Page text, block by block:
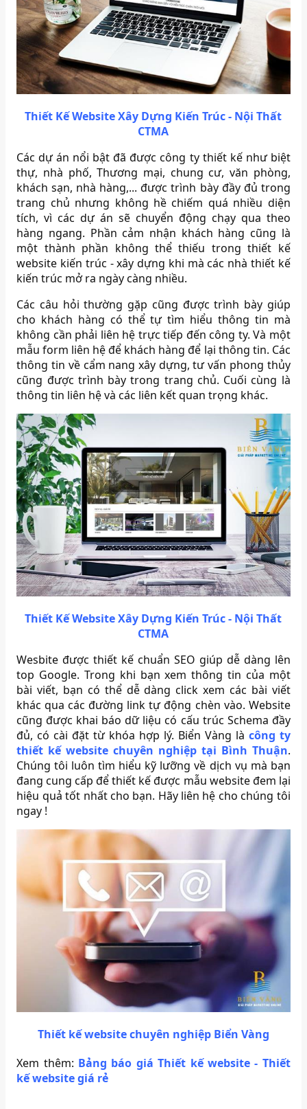
Thiết Kế Website Xây Dựng Kiến Trúc - Nội Thất
CTMA
Các dự án nổi bật đã được công ty thiết kế như biệt
thự, nhà phố, Thương mại, chung cư, văn phòng,
khách sạn, nhà hàng,... được trình bày đầy đủ trong
trang chủ nhưng không hề chiếm quá nhiều diện
tích, vì các dự án sẽ chuyển động chạy qua theo
hàng ngang. Phần cảm nhận khách hàng cũng là
một thành phần không thể thiếu trong thiết kế
website kiến trúc - xây dựng khi mà các nhà thiết kế
kiến trúc mở ra ngày càng nhiều.
Các câu hỏi thường gặp cũng được trình bày giúp
cho khách hàng có thể tự tìm hiểu thông tin mà
không cần phải liên hệ trực tiếp đến công ty. Và một
mẫu form liên hệ để khách hàng để lại thông tin. Các
thông tin về cẩm nang xây dựng, tư vấn phong thủy
cũng được trình bày trong trang chủ. Cuối cùng là
thông tin liên hệ và các liên kết quan trọng khác.
Thiết Kế Website Xây Dựng Kiến Trúc - Nội Thất
CTMA
Wesbite được thiết kế chuẩn SEO giúp dễ dàng lên
top Google. Trong khi bạn xem thông tin của một
bài viết, bạn có thể dễ dàng click xem các bài viết
khác qua các đường link tự động chèn vào. Website
cũng được khai báo dữ liệu có cấu trúc Schema đầy
đủ, có cài đặt từ khóa hợp lý. Biển Vàng là công ty
thiết kế website chuyên nghiệp tại Bình Thuận.
Chúng tôi luôn tìm hiểu kỹ lưỡng về dịch vụ mà bạn
đang cung cấp để thiết kế được mẫu website đem lại
hiệu quả tốt nhất cho bạn. Hãy liên hệ cho chúng tôi
ngay !
Thiết kế website chuyên nghiệp Biển Vàng
Xem thêm: Bảng báo giá Thiết kế website - Thiết
kế website giá rẻ